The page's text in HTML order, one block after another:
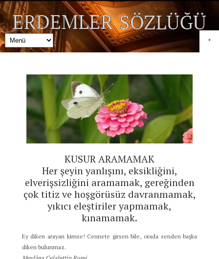
+
KUSUR ARAMAMAK
Her şeyin yanlışını, eksikliğini,
elverişsizliğini aramamak, gereğinden
çok titiz ve hoşgörüsüz davranmamak,
yıkıcı eleştiriler yapmamak,
kınamamak.
Ey diken arayan kimse! Cennete girsen bile, orada senden başka
diken bulunmaz.